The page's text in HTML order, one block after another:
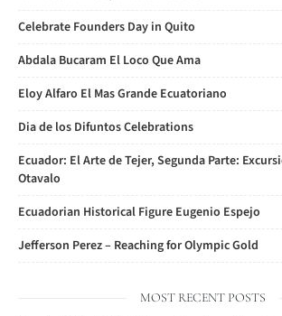
Celebrate Founders Day in Quito
Abdala Bucaram El Loco Que Ama
Eloy Alfaro El Mas Grande Ecuatoriano
Dia de los Difuntos Celebrations
Ecuador: El Arte de Tejer, Segunda Parte:
Otavalo
Ecuadorian Historical Figure Eugenio Espejo
Jefferson Perez – Reaching for Olympic Gold
MOST RECENT POSTS